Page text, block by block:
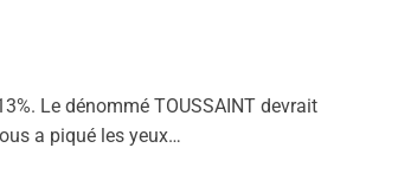
Le dénommé TOUSSAINT devrait
a piqué les yeux…